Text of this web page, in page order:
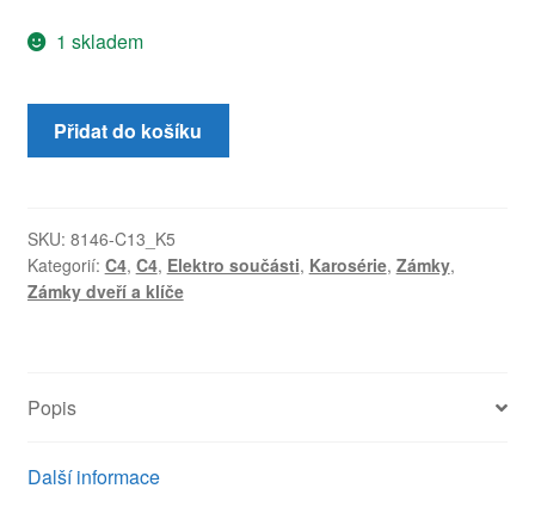
1 skladem
Spínací
skříňka
palivové
nádrže
+
C4
množství
Přidat do košíku
SKU: 8146-C13_K5
Kategorií: C4, C4, Elektro součásti, Karosérie, Zámky,
Zámky dveří a klíče
Popis
Další informace